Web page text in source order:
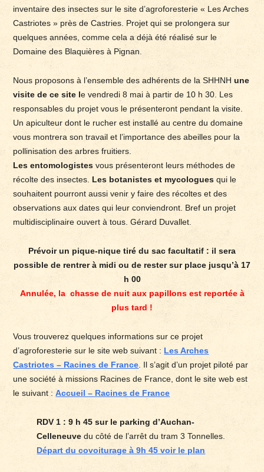
inventaire des insectes sur le site d’agroforesterie « Les Arches
Castriotes » près de Castries. Projet qui se prolongera sur
quelques années, comme cela a déjà été réalisé sur le
Domaine des Blaquières à Pignan.
Nous proposons à l’ensemble des adhérents de la SHHNHune
visite de ce site le vendredi 8 mai à partir de 10 h 30. Les
responsables du projet vous le présenteront pendant la visite.
Un apiculteur dont le rucher est installé au centre du domaine
vous montrera son travail et l’importance des abeilles pour la
pollinisation des arbres fruitiers.
Les entomologistes vous présenteront leurs méthodes de
récolte des insectes. Les botanistes et mycologues qui le
souhaitent pourront aussi venir y faire des récoltes et des
observations aux dates qui leur conviendront. Bref un projet
multidisciplinaire ouvert à tous. Gérard Duvallet.
Prévoir un pique-nique tiré du sac facultatif : il sera
possible de rentrer à midi ou de rester sur place jusqu’à 17
h 00
Annulée, la chasse de nuit aux papillons est reportée à
plus tard !
Vous trouverez quelques informations sur ce projet
d’agroforesterie sur le site web suivant : Les Arches
Castriotes – Racines de France . Il s’agit d’un projet piloté par
une société à missions Racines de France, dont le site web est
le suivant :Accueil – Racines de France
RDV 1 : 9 h 45 sur le parking d’Auchan-
Celleneuvedu côté de l’arrêt du tram 3 Tonnelles.
Départ du covoiturage à 9h 45 voir le plan